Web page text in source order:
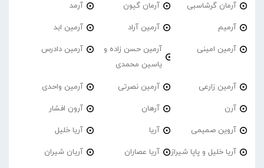
آرمان گرشاسبی آرمان گیون آرمد
آرمیم آرمین آراد آرمین ابد
آرمین امینی
آرمین حسن زاده و
یاسین محمدی
آرمین دادرس
آرمین زارعی آرمین نصرتی آرمین واحدی
آرن آرهان آرون افشار
آروین صمیمی آریا آریا خلیل
آریا خلیل و پاپا شیراز آریا عصاران آریان شیران